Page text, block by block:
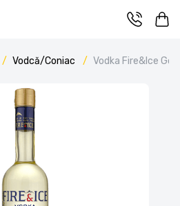
Vodcă/Coniac Vodka Fire&Ice